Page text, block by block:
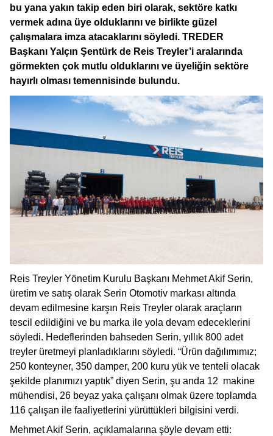
bu yana yakın takip eden biri olarak, sektöre katkı
vermek adına üye olduklarını ve birlikte güzel
çalışmalara imza atacaklarını söyledi. TREDER
Başkanı Yalçın Şentürk de Reis Treyler’i aralarında
görmekten çok mutlu olduklarını ve üyeliğin sektöre
hayırlı olması temennisinde bulundu.
Reis Treyler Yönetim Kurulu Başkanı Mehmet Akif Serin,
üretim ve satış olarak Serin Otomotiv markası altında
devam edilmesine karşın Reis Treyler olarak araçların
tescil edildiğini ve bu marka ile yola devam edeceklerini
söyledi. Hedeflerinden bahseden Serin, yıllık 800 adet
treyler üretmeyi planladıklarını söyledi. “Ürün dağılımımız;
250 konteyner, 350 damper, 200 kuru yük ve tenteli olacak
şekilde planımızı yaptık” diyen Serin, şu anda 12 makine
mühendisi, 26 beyaz yaka çalışanı olmak üzere toplamda
116 çalışan ile faaliyetlerini yürüttükleri bilgisini verdi.
Mehmet Akif Serin, açıklamalarına şöyle devam etti: